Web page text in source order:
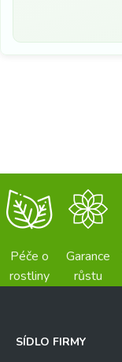
Péče o
rostliny
Garance
růstu
SÍDLO FIRMY